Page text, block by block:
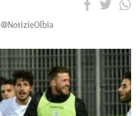
@NotizieOlbia